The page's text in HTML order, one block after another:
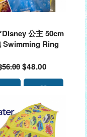
公主 50cm
Swimming Ring
$48.00